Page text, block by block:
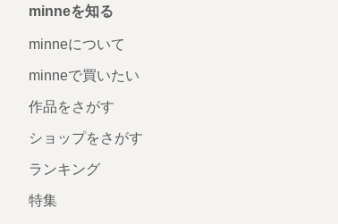
minneを知る
minneについて
minneで買いたい
作品をさがす
ショップをさがす
ランキング
特集